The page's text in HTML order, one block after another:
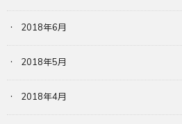
2018年6月
2018年5月
2018年4月